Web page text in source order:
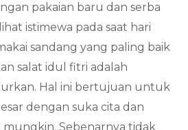
pakaian baru dan serba
istimewa pada saat hari
sandang yang paling baik
salat idul fitri adalah
Hal ini bertujuan untuk
dengan suka cita dan
mungkin. Sebenarnya tidak